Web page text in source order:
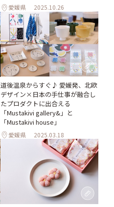
愛媛県 2025.10.26
道後温泉からすぐ♪ 愛媛発、北欧
デザイン×日本の手仕事が融合し
たプロダクトに出合える
「Mustakivi gallery&」と
「Mustakivi house」
愛媛県 2025.03.18